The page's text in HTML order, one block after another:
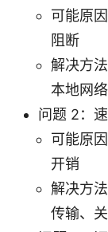
可能原
阻断
解决方
本地网
问题 2：
可能原
开销
解决方
传输、